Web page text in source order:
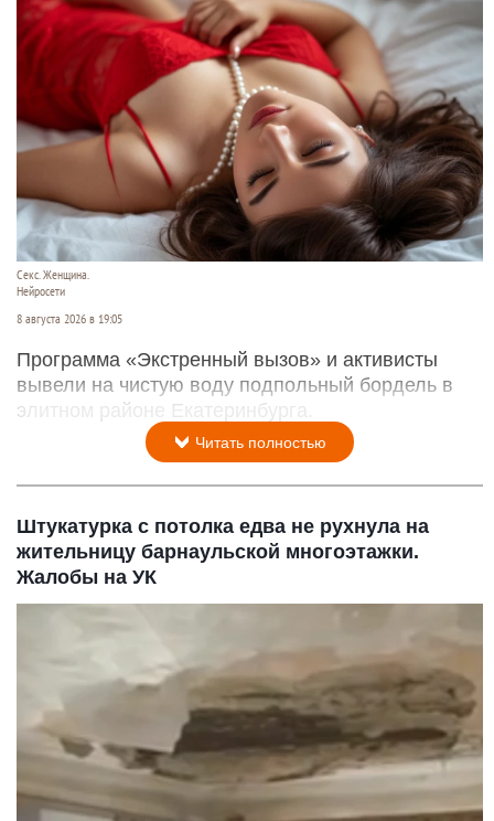
Секс. Женщина.
Нейросети
8 августа 2026 в 19:05
Программа «Экстренный вызов» и активисты
вывели на чистую воду подпольный бордель в
элитном районе Екатеринбурга.
Читать полностью
Штукатурка с потолка едва не рухнула на
жительницу барнаульской многоэтажки.
Жалобы на УК